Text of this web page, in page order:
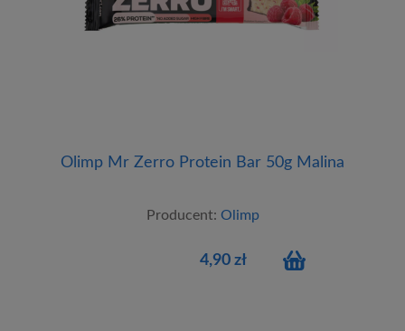
Olimp Mr Zerro Protein Bar 50g Malina
Producent: Olimp
4,90 zł